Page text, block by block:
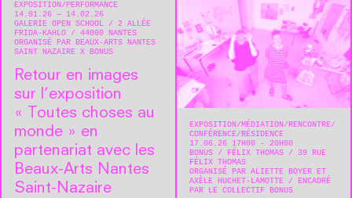
EXPOSITION PERFORMANCE
14.01.26 — 14.02.26
GALERIE OPEN SCHOOL
2 ALLÉE
FRIDA-KAHLO
44000 NANTES
ORGANISÉ PAR BEAUX-ARTS NANTES
SAINT NAZAIRE X BONUS
Retour en images
sur l’exposition
« Toutes choses au
monde » en
partenariat avec les
Beaux-Arts Nantes
Saint-Nazaire
EXPOSITION MÉDIATION
RENCONTRE/
CONFÉRENCE
RÉSIDENCE
17.06.26 17H00 - 20H00
BONUS
FÉLIX THOMAS
39 RUE
FÉLIX THOMAS
ORGANISÉ PAR ALIETTE BOYER ET
AXÈLE HUCHET-LAMOTTE
ENCADRÉ
PAR LE COLLECTIF BONUS